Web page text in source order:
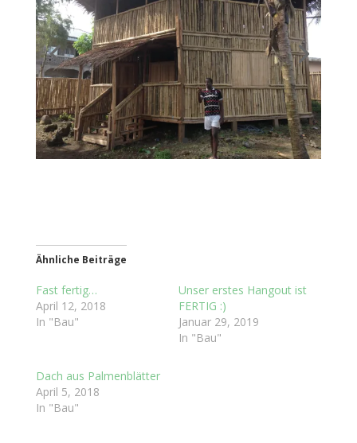
Ähnliche Beiträge
Fast fertig…
April 12, 2018
In "Bau"
Unser erstes Hangout ist
FERTIG :)
Januar 29, 2019
In "Bau"
Dach aus Palmenblätter
April 5, 2018
In "Bau"